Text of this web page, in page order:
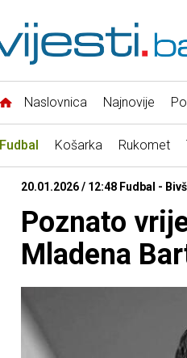
Naslovnica Najnovije
Fudbal Košarka Rukomet
20.01.2026 / 12:48 Fudbal -
Poznato
Mladena